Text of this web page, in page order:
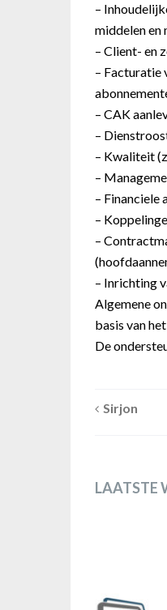
–
middelen en
– Client- en
– Facturatie
– CAK
–
– Kwaliteit
–
– Financiele
–
–
– Inrichting
Algemene
basis van
De
Sirjon
LAATSTE